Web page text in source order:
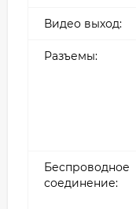
Видео выход:
Разъемы:
Беспроводное
соединение: